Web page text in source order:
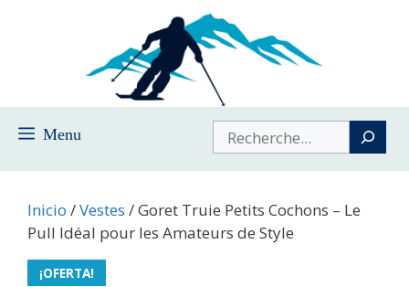
Menu Buscar
Inicio /Vestes / Goret Truie Petits Cochons – Le
Pull Idéal pour les Amateurs de Style
¡OFERTA!